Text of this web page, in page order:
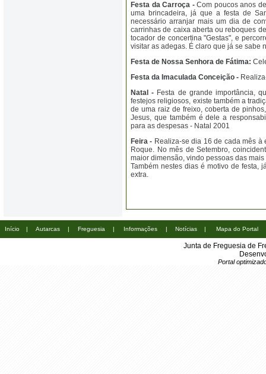
Festa da Carroça -Com poucos anos
uma brincadeira, já que a festa de
necessário arranjar mais um dia de
carrinhas de caixa aberta ou reboques
tocador de concertina "Gestas", e
visitar as adegas. É claro que já se sabe
Festa de Nossa Senhora de Fátima:
Festa da Imaculada Conceição -
Natal - Festa de grande importância,
festejos religiosos, existe também a
de uma raiz de freixo, coberta de
Jesus, que também é dele a
para as despesas - Natal 2001
Feira - Realiza-se dia 16 de cada mês
Roque. No mês de Setembro,
maior dimensão, vindo pessoas das
Também nestes dias é motivo de festa,
extra.
Início | Autarcas | Freguesia | Informações | Notícias | Mapa do Portal
Junta de Freguesia de
Portal